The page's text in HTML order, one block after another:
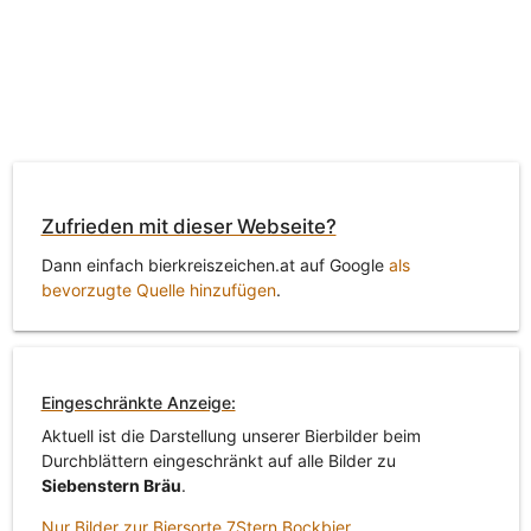
Zufrieden mit dieser Webseite?
Dann einfach bierkreiszeichen.at auf Google als
bevorzugte Quelle hinzufügen.
Eingeschränkte Anzeige:
Aktuell ist die Darstellung unserer Bierbilder beim
Durchblättern eingeschränkt auf alle Bilder zu
Siebenstern Bräu.
Nur Bilder zur Biersorte 7Stern Bockbier